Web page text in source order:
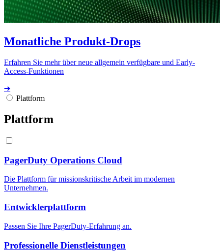
Monatliche Produkt-Drops
Erfahren Sie mehr über neue allgemein verfügbare und Early-
Access-Funktionen
➔
Plattform
Plattform
PagerDuty Operations Cloud
Die Plattform für missionskritische Arbeit im modernen
Unternehmen.
Entwicklerplattform
Passen Sie Ihre PagerDuty-Erfahrung an.
Professionelle Dienstleistungen